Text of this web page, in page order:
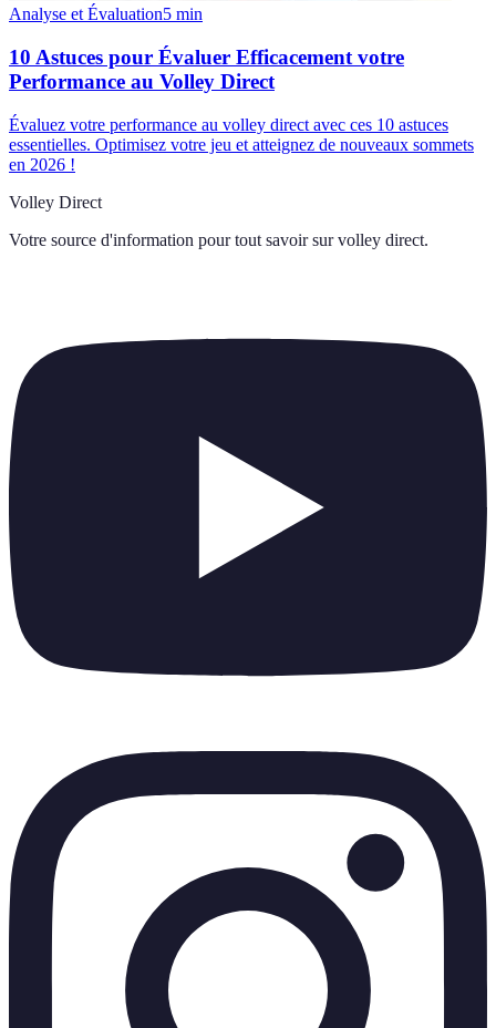
Analyse et Évaluation5 min
10 Astuces pour Évaluer Efficacement votre
Performance au Volley Direct
Évaluez votre performance au volley direct avec ces 10 astuces
essentielles. Optimisez votre jeu et atteignez de nouveaux sommets
en 2026 !
Volley Direct
Votre source d'information pour tout savoir sur volley direct.